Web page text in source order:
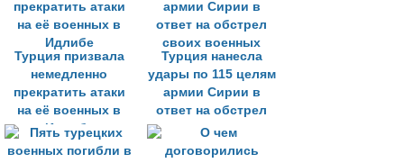
Турция призвала
немедленно
прекратить атаки
на её военных в
Идлибе
Турция нанесла
удары по 115 целям
армии Сирии в
ответ на обстрел
своих военных